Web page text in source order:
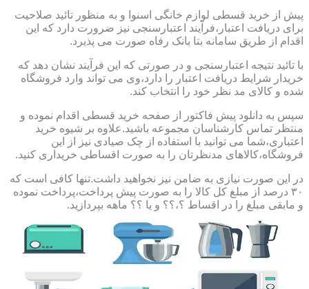
پیش از خرید قسطی لوازم خانگی اسنوا و به منظور تائید صلاحیت
برای دریافت اعتبار،فرآیند اعتبارسنجی نیز ضرورت دارد که این
اقدام از طریق سامانه بتا بانک رفاه صورت می پذیرد.
با تائید نتیجه اعتبارسنجی و در صورتی که این فرآیند نشان دهد که
خریدار شرایط دریافت اعتبار را دارد،وی می تواند وارد فروشگاه
شده و کالای مد نظر خود را انتخاب کند.
سپس به دانلود پیش فاکتور از صفحه خرید قسطی اقدام نموده و
منتظر تماس کارشناسان مجموعه باشید.علاوه بر شیوه خرید
اعتباری،شما می توانید با استفاده از چک صیادی نیز از این
فروشگاه،کالاهای مدنظرتان را به صورت اقساطی خریداری کنید.
در این صورت نیازی به ضامن نیز نخواهید داشت.تنها کافی است که
۳۰ درصد از مبلغ کل کالا را به صورت پیش پرداخت،پرداخت نموده
و مابقی مبلغ را در اقساط ؟،؟؟ و یا ؟؟ ماهه بپردازید.